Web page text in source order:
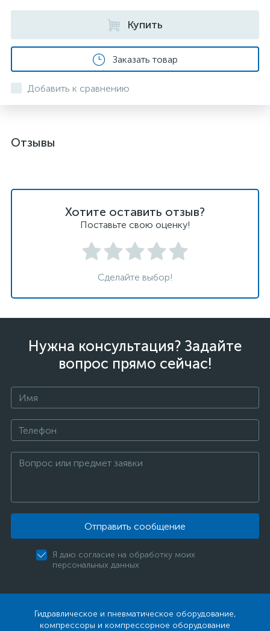
Купить
Заказать товар
Добавить к сравнению
Отзывы
Хотите оставить отзыв?
Поставьте свою оценку!
Сделайте выбор!
Нужна консультация? Задайте
вопрос прямо сейчас!
Отправить сообщение
Я даю согласие на обработку моих
персональных данных
Гидравлическое и пневматическое оборудование,
компрессоры и компрессорное оборудование